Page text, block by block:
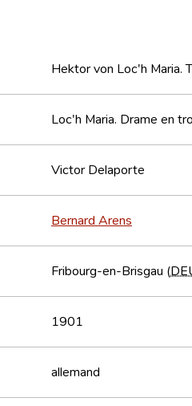
Hektor von Loc'h Maria.
Loc'h Maria. Drame en
Victor Delaporte
Bernard Arens
Fribourg-en-Brisgau (
1901
allemand